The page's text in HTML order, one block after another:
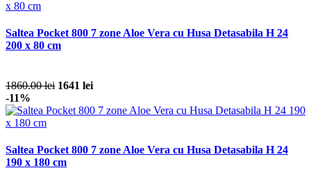
Saltea Pocket 800 7 zone Aloe Vera cu Husa Detasabila H 24
200 x 80 cm
1860.00 lei 1641 lei
-11%
Saltea Pocket 800 7 zone Aloe Vera cu Husa Detasabila H 24
190 x 180 cm